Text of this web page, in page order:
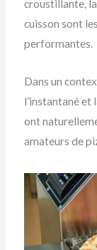
croustillante,
cuisson sont
performantes.
Dans un
l’instantané
ont
amateurs de